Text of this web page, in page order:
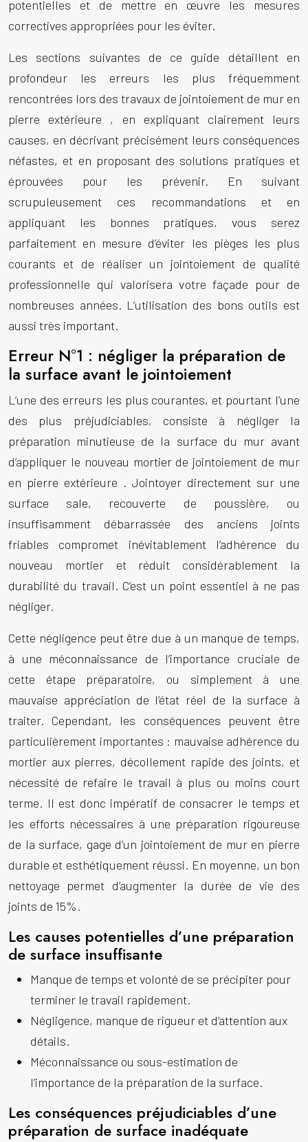
potentielles et de mettre en œuvre les mesures
correctives appropriées pour les éviter.
Les sections suivantes de ce guide détaillent en
profondeur les erreurs les plus fréquemment
rencontrées lors des travaux de jointoiement de mur en
pierre extérieure , en expliquant clairement leurs
causes, en décrivant précisément leurs conséquences
néfastes, et en proposant des solutions pratiques et
éprouvées pour les prévenir. En suivant
scrupuleusement ces recommandations et en
appliquant les bonnes pratiques, vous serez
parfaitement en mesure d’éviter les pièges les plus
courants et de réaliser un jointoiement de qualité
professionnelle qui valorisera votre façade pour de
nombreuses années. L’utilisation des bons outils est
aussi très important.
Erreur N°1 : négliger la préparation de
la surface avant le jointoiement
L’une des erreurs les plus courantes, et pourtant l’une
des plus préjudiciables, consiste à négliger la
préparation minutieuse de la surface du mur avant
d’appliquer le nouveau mortier de jointoiement de mur
en pierre extérieure . Jointoyer directement sur une
surface sale, recouverte de poussière, ou
insuffisamment débarrassée des anciens joints
friables compromet inévitablement l’adhérence du
nouveau mortier et réduit considérablement la
durabilité du travail. C’est un point essentiel à ne pas
négliger.
Cette négligence peut être due à un manque de temps,
à une méconnaissance de l’importance cruciale de
cette étape préparatoire, ou simplement à une
mauvaise appréciation de l’état réel de la surface à
traiter. Cependant, les conséquences peuvent être
particulièrement importantes : mauvaise adhérence du
mortier aux pierres, décollement rapide des joints, et
nécessité de refaire le travail à plus ou moins court
terme. Il est donc impératif de consacrer le temps et
les efforts nécessaires à une préparation rigoureuse
de la surface, gage d’un jointoiement de mur en pierre
durable et esthétiquement réussi. En moyenne, un bon
nettoyage permet d’augmenter la durée de vie des
joints de 15%.
Les causes potentielles d’une préparation
de surface insuffisante
Manque de temps et volonté de se précipiter pour
terminer le travail rapidement.
Négligence, manque de rigueur et d’attention aux
détails.
Méconnaissance ou sous-estimation de
l’importance de la préparation de la surface.
Les conséquences préjudiciables d’une
préparation de surface inadéquate